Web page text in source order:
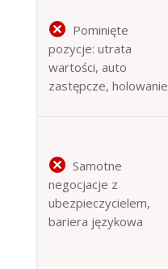
Pominięte
pozycje: utrata
wartości, auto
zastępcze, holowanie
Samotne
negocjacje z
ubezpieczycielem,
bariera językowa